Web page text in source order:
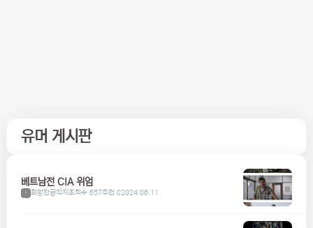
유머 게시판
베트남전 CIA 위엄
1 희망찬공직자조회수 657추천 02024.06.11